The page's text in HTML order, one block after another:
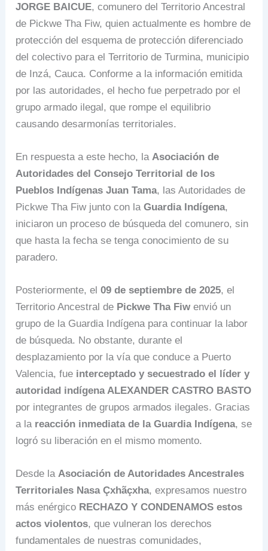
JORGE BAICUE, comunero del Territorio Ancestral
de Pickwe Tha Fiw, quien actualmente es hombre de
protección del esquema de protección diferenciado
del colectivo para el Territorio de Turmina, municipio
de Inzá, Cauca. Conforme a la información emitida
por las autoridades, el hecho fue perpetrado por el
grupo armado ilegal, que rompe el equilibrio
causando desarmonías territoriales.
En respuesta a este hecho, laAsociación de
Autoridades del Consejo Territorial de los
Pueblos Indígenas Juan Tama, las Autoridades de
Pickwe Tha Fiw junto con laGuardia Indígena,
iniciaron un proceso de búsqueda del comunero, sin
que hasta la fecha se tenga conocimiento de su
paradero.
Posteriormente, el09 de septiembre de 2025, el
Territorio Ancestral de Pickwe Tha Fiw envió un
grupo de la Guardia Indígena para continuar la labor
de búsqueda. No obstante, durante el
desplazamiento por la vía que conduce a Puerto
Valencia, fue interceptado y secuestrado el líder y
autoridad indígena ALEXANDER CASTRO BASTO
por integrantes de grupos armados ilegales. Gracias
a la reacción inmediata de la Guardia Indígena, se
logró su liberación en el mismo momento.
Desde laAsociación de Autoridades Ancestrales
Territoriales Nasa Çxhãçxha, expresamos nuestro
más enérgico RECHAZO Y CONDENAMOS estos
actos violentos, que vulneran los derechos
fundamentales de nuestras comunidades,